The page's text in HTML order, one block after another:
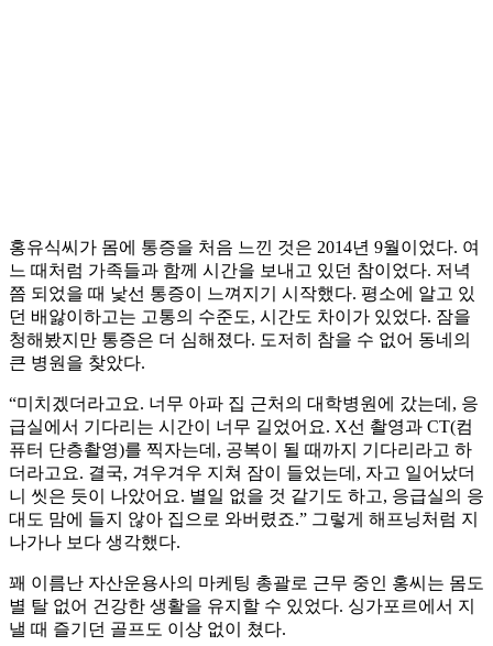
홍유식씨가 몸에 통증을 처음 느낀 것은 2014년 9월이었다. 여
느 때처럼 가족들과 함께 시간을 보내고 있던 참이었다. 저녁
쯤 되었을 때 낯선 통증이 느껴지기 시작했다. 평소에 알고 있
던 배앓이하고는 고통의 수준도, 시간도 차이가 있었다. 잠을
청해봤지만 통증은 더 심해졌다. 도저히 참을 수 없어 동네의
큰 병원을 찾았다.
“미치겠더라고요. 너무 아파 집 근처의 대학병원에 갔는데, 응
급실에서 기다리는 시간이 너무 길었어요. X선 촬영과 CT(컴
퓨터 단층촬영)를 찍자는데, 공복이 될 때까지 기다리라고 하
더라고요. 결국, 겨우겨우 지쳐 잠이 들었는데, 자고 일어났더
니 씻은 듯이 나았어요. 별일 없을 것 같기도 하고, 응급실의 응
대도 맘에 들지 않아 집으로 와버렸죠.” 그렇게 해프닝처럼 지
나가나 보다 생각했다.
꽤 이름난 자산운용사의 마케팅 총괄로 근무 중인 홍씨는 몸도
별 탈 없어 건강한 생활을 유지할 수 있었다. 싱가포르에서 지
낼 때 즐기던 골프도 이상 없이 쳤다.